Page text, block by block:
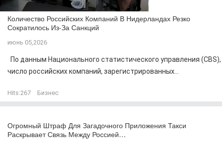
Количество Российских Компаний В Нидерландах Резко
Сократилось Из-За Санкций
июнь 05,2026
По данным Национального статистического управления (CBS),
число российских компаний, зарегистрированных...
Hits:267 Бизнес
Огромный Штраф Для Загадочного Приложения Такси
Раскрывает Связь Между Россией…